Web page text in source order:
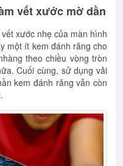
vết xước mờ dần
xước nhẹ của màn hình
một ít kem đánh răng cho
theo chiều vòng tròn
Cuối cùng, sử dụng vải
kem đánh răng vẫn còn